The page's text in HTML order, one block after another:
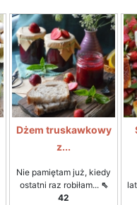
Dżem truskawkowy
z...
Nie pamiętam już, kiedy
ostatni raz robiłam... ⇖
42